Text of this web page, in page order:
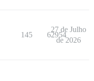
145 62954
27 de Julho
de 2026